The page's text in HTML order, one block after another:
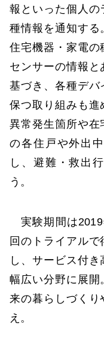
報といった個人の
種情報を通知す
住宅機器・家電
センサーの情報
基づき、各種デバ
保つ取り組みも進
異常発生箇所や在
の各住戸や外出
し、避難・救出
う。
実験期間は2019
回のトライアル
し、サービス付
幅広い分野に展開
来の暮らしづく
え。